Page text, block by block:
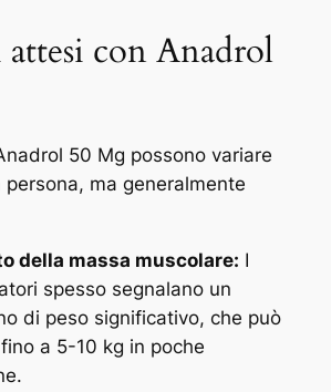
con Anadrol
50 Mg possono variare
ma generalmente
della massa muscolare: I
spesso segnalano un
di peso significativo, che può
a 5-10 kg in poche